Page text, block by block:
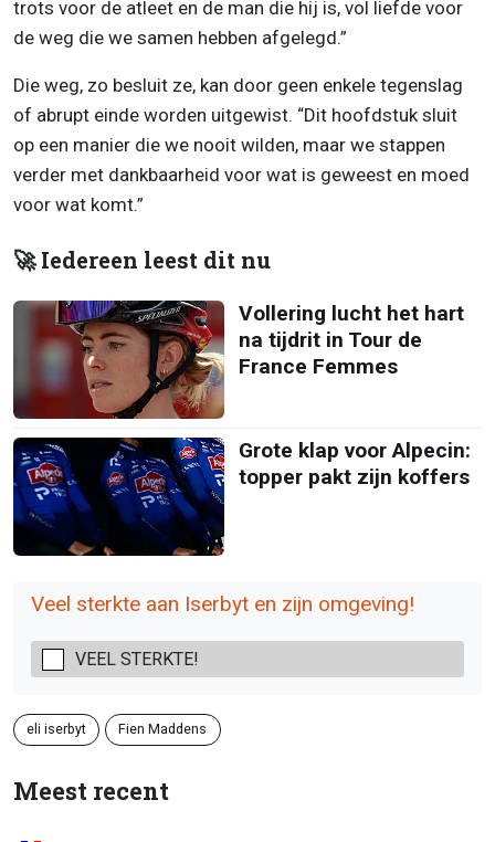
trots voor de atleet en de man die hij is, vol liefde voor
de weg die we samen hebben afgelegd.”
Die weg, zo besluit ze, kan door geen enkele tegenslag
of abrupt einde worden uitgewist. “Dit hoofdstuk sluit
op een manier die we nooit wilden, maar we stappen
verder met dankbaarheid voor wat is geweest en moed
voor wat komt.”
🚀 Iedereen leest dit nu
Vollering lucht het hart
na tijdrit in Tour de
France Femmes
Grote klap voor Alpecin:
topper pakt zijn koffers
Veel sterkte aan Iserbyt en zijn omgeving!
VEEL STERKTE!
eli iserbyt Fien Maddens
Meest recent